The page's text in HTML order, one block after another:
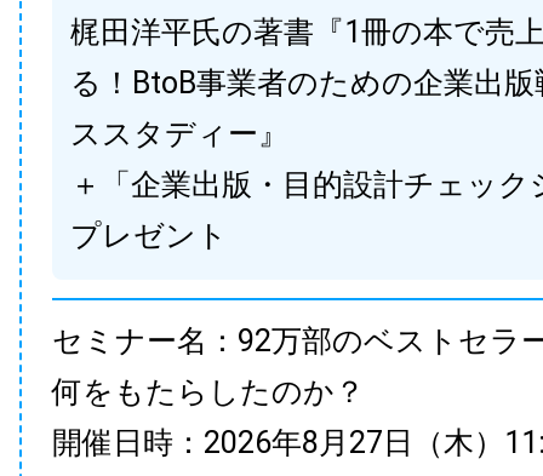
梶田洋平氏の著書『1冊の本で売
る！BtoB事業者のための企業出
ススタディー』
＋「企業出版・目的設計チェック
プレゼント
セミナー名：92万部のベストセラ
何をもたらしたのか？
開催日時：2026年8月27日（木）